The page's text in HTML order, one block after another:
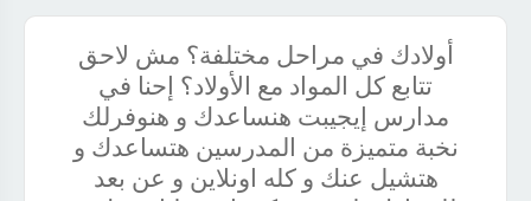
أولادك في مراحل مختلفة؟ مش لاحق
تتابع كل المواد مع الأولاد؟ إحنا في
مدارس إيجيبت هنساعدك و هنوفرلك
نخبة متميزة من المدرسين هتساعدك و
هتشيل عنك و كله اونلاين و عن بعد